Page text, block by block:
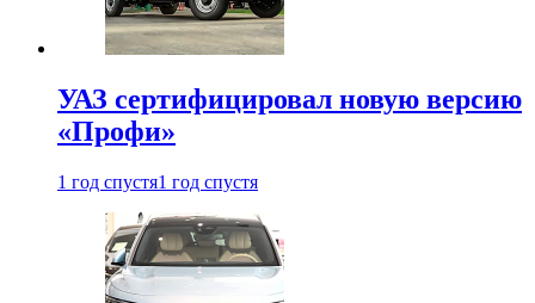
УАЗ сертифицировал новую версию
«Профи»
1 год спустя1 год спустя